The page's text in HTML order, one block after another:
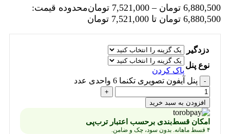
6,880,500 تومان –
7,521,000 تومانمحدوده قیمت:
6,880,500 تومان تا 7,521,000 تومان
دزدگیر
نوع پنل
پاک کردن
پنل آیفون تصویری تکنما 6 واحدی عدد
افزودن به سبد خرید
امکان قسط‌بندی برحسب اعتبار ترب‌پی
۴ قسط ماهانه. بدون سود، چک و ضامن.